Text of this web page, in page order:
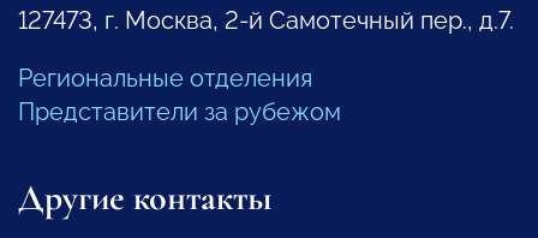
127473, г. Москва, 2-й Самотечный пер., д.7.
Региональные отделения
Представители за рубежом
Другие контакты